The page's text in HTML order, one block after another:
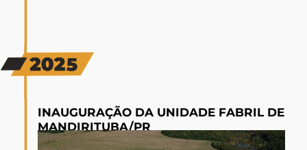
INAUGURAÇÃO DA UNIDADE FABRIL DE
MANDIRITUBA/PR